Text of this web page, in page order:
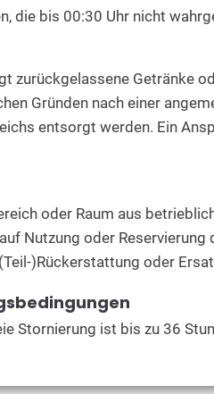
die bis 00:30 Uhr nicht
zurückgelassene Getränke
Gründen nach einer
entsorgt werden. Ein
oder Raum aus
Nutzung oder
)Rückerstattung oder
Stornierung ist bis zu 36